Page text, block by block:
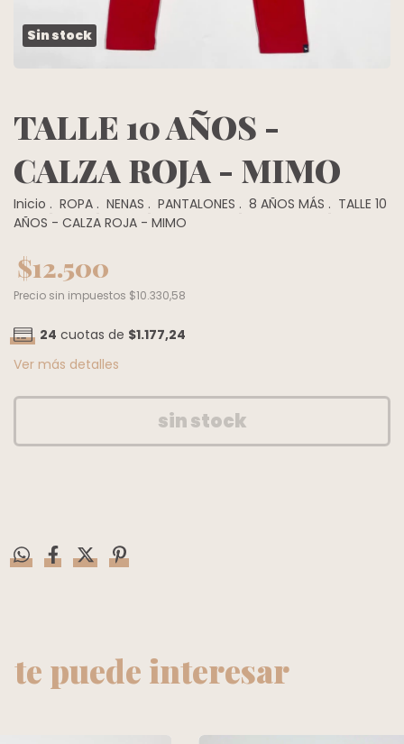
TALLE 10 AÑOS -
CALZA ROJA - MIMO
Inicio . ROPA . NENAS . PANTALONES . 8 AÑOS MÁS . TALLE 10
AÑOS - CALZA ROJA - MIMO
$12.500
Precio sin impuestos $10.330,58
24 cuotas de $1.177,24
Ver más detalles
Sin stock
te puede interesar